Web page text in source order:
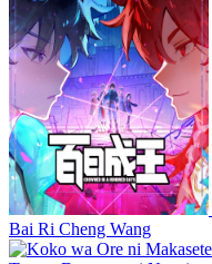
Bai Ri Cheng Wang